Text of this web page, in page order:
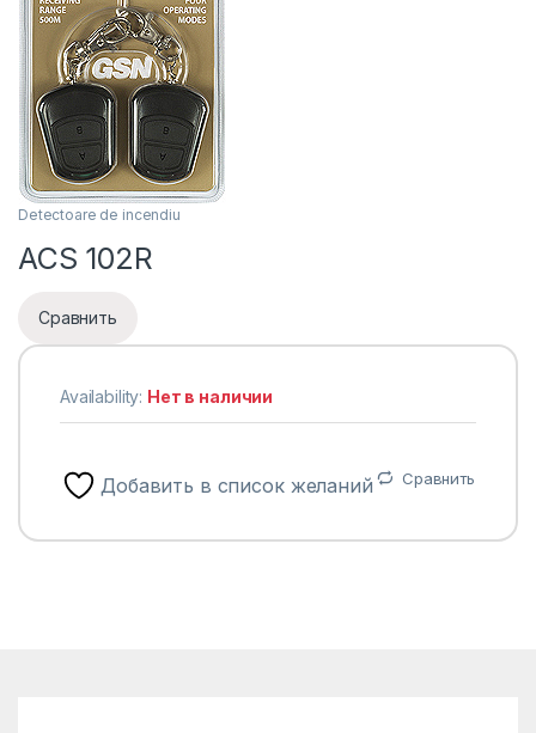
Detectoare de incendiu
ACS 102R
Сравнить
Availability: Нет в наличии
Добавить в список желаний Сравнить